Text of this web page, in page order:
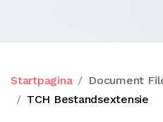
Startpagina
Document
TCH Bestandsextensie